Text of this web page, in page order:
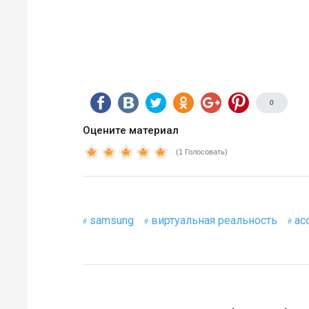
0
Оцените материал
(1 Голосовать)
samsung виртуальная реальность